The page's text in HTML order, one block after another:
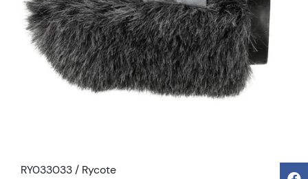
RY033033 / Rycote